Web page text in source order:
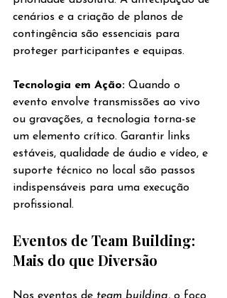
cenários e a criação de planos de
contingência são essenciais para
proteger participantes e equipas.
Tecnologia em Ação: Quando o
evento envolve transmissões ao vivo
ou gravações, a tecnologia torna-se
um elemento crítico. Garantir links
estáveis, qualidade de áudio e vídeo, e
suporte técnico no local são passos
indispensáveis para uma execução
profissional.
Eventos de Team Building:
Mais do que Diversão